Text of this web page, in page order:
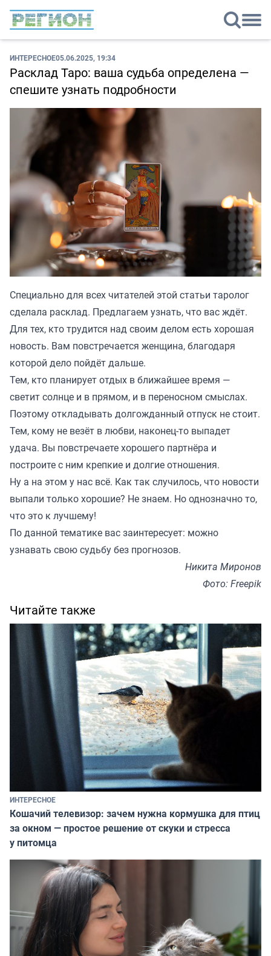
ИНТЕРЕСНОЕ05.06.2025, 19:34
Расклад Таро: ваша судьба определена —
спешите узнать подробности
Специально для всех читателей этой статьи таролог
сделала расклад. Предлагаем узнать, что вас ждёт.
Для тех, кто трудится над своим делом есть хорошая
новость. Вам повстречается женщина, благодаря
которой дело пойдёт дальше.
Тем, кто планирует отдых в ближайшее время —
светит солнце и в прямом, и в переносном смыслах.
Поэтому откладывать долгожданный отпуск не стоит.
Тем, кому не везёт в любви, наконец-то выпадет
удача. Вы повстречаете хорошего партнёра и
построите с ним крепкие и долгие отношения.
Ну а на этом у нас всё. Как так случилось, что новости
выпали только хорошие? Не знаем. Но однозначно то,
что это к лучшему!
По данной тематике вас заинтересует: можно
узнавать свою судьбу без прогнозов.
Никита Миронов
Фото: Freepik
Читайте также
ИНТЕРЕСНОЕ
Кошачий телевизор: зачем нужна кормушка для птиц
за окном — простое решение от скуки и стресса
у питомца